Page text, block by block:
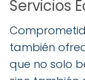
Servicios
también
que no solo